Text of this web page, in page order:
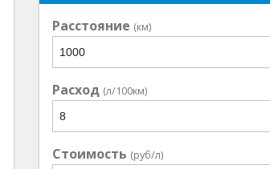
Расстояние (км)
Расход (л/100км)
Стоимость (руб/л)